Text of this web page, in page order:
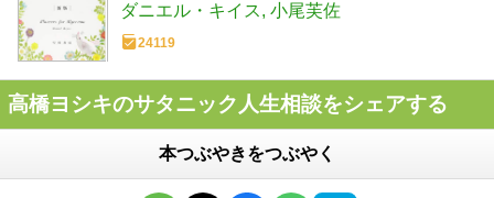
ダニエル・キイス 小尾芙佐
24119
高橋ヨシキのサタニック人生相談をシェアする
本つぶやきをつぶやく